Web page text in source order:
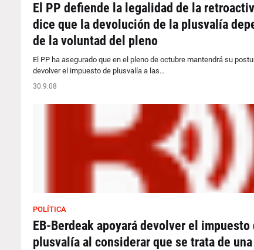
El PP defiende la legalidad de la
dice que la devolución de la plusvalía
de la voluntad del pleno
El PP ha asegurado que en el pleno de octubre mantendrá su
devolver el impuesto de plusvalía a las…
30.9.08
POLÍTICA
EB-Berdeak apoyará devolver el impuesto
plusvalía al considerar que se trata de una